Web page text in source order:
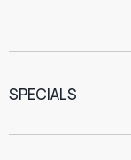
SPECIALS